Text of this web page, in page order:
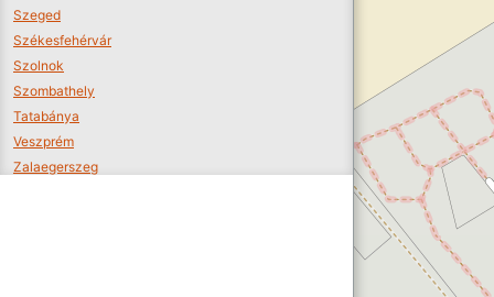
Szeged
Székesfehérvár
Szolnok
Szombathely
Tatabánya
Veszprém
Zalaegerszeg